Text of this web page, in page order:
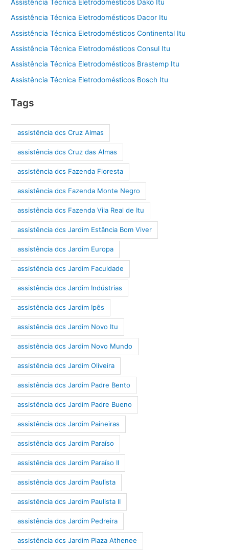
Assistência Técnica Eletrodomésticos Dako Itu
Assistência Técnica Eletrodomésticos Dacor Itu
Assistência Técnica Eletrodomésticos Continental Itu
Assistência Técnica Eletrodomésticos Consul Itu
Assistência Técnica Eletrodomésticos Brastemp Itu
Assistência Técnica Eletrodomésticos Bosch Itu
Tags
assistência dcs Cruz Almas
assistência dcs Cruz das Almas
assistência dcs Fazenda Floresta
assistência dcs Fazenda Monte Negro
assistência dcs Fazenda Vila Real de Itu
assistência dcs Jardim Estância Bom Viver
assistência dcs Jardim Europa
assistência dcs Jardim Faculdade
assistência dcs Jardim Indústrias
assistência dcs Jardim Ipês
assistência dcs Jardim Novo Itu
assistência dcs Jardim Novo Mundo
assistência dcs Jardim Oliveira
assistência dcs Jardim Padre Bento
assistência dcs Jardim Padre Bueno
assistência dcs Jardim Paineiras
assistência dcs Jardim Paraíso
assistência dcs Jardim Paraíso II
assistência dcs Jardim Paulista
assistência dcs Jardim Paulista II
assistência dcs Jardim Pedreira
assistência dcs Jardim Plaza Athenee